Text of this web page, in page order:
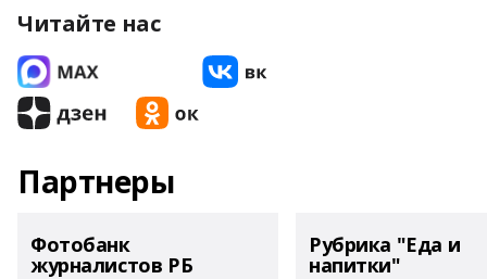
Читайте нас
Партнеры
Фотобанк
журналистов РБ
Рубрика "Еда и
напитки"